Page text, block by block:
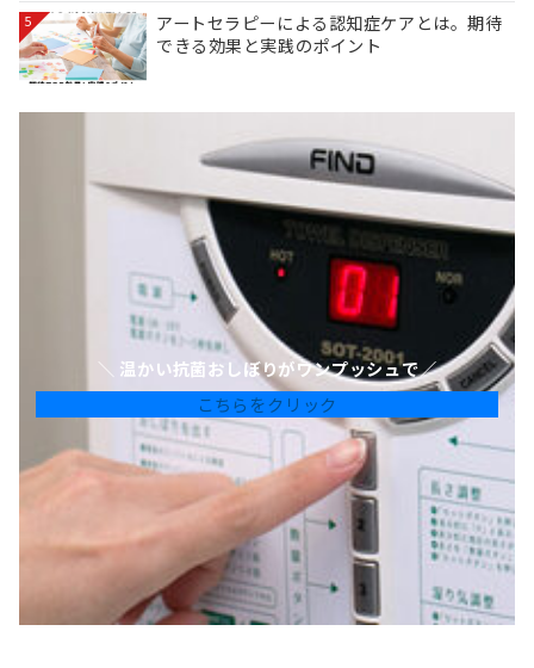
5
アートセラピーによる認知症ケアとは。期待
できる効果と実践のポイント
＼ 温かい抗菌おしぼりがワンプッシュで／
こちらをクリック